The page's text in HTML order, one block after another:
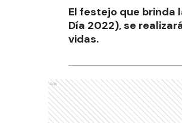
El festejo que brinda
Día 2022), se
vidas.
Ads